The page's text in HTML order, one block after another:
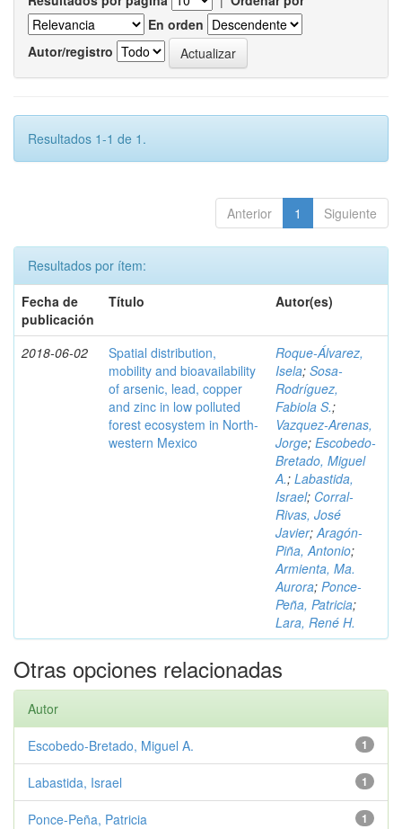
En orden
Autor/registro
Resultados 1-1 de 1.
Anterior 1 Siguiente
Resultados por ítem:
Fecha de
publicación
Título Autor(es)
2018-06-02
Spatial distribution,
mobility and bioavailability
of arsenic, lead, copper
and zinc in low polluted
forest ecosystem in North-
western Mexico
Roque-Álvarez,
Isela; Sosa-
Rodríguez,
Fabiola S.;
Vazquez-Arenas,
Jorge; Escobedo-
Bretado, Miguel
A.; Labastida,
Israel; Corral-
Rivas, José
Javier;Aragón-
Piña, Antonio;
Armienta, Ma.
Aurora; Ponce-
Peña, Patricia;
Lara, René H.
Otras opciones relacionadas
Autor
1
Escobedo-Bretado, Miguel A.
1
Labastida, Israel
1
Ponce-Peña, Patricia